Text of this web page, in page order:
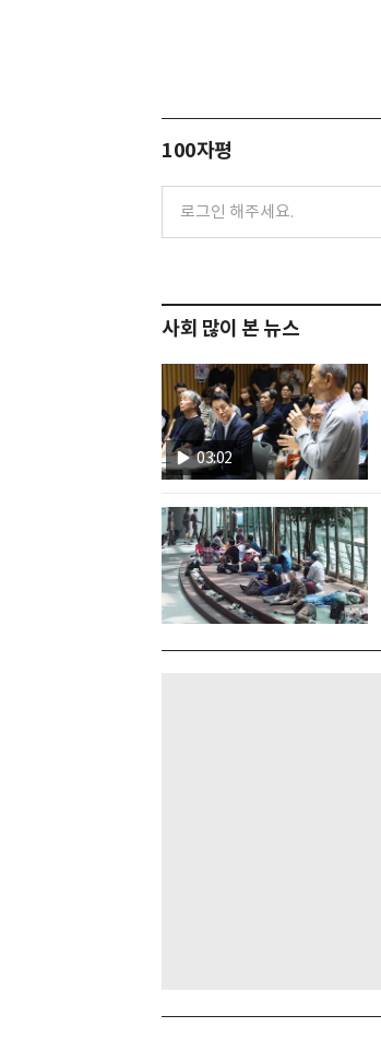
100자평
사회 많이 본 뉴스
03:02